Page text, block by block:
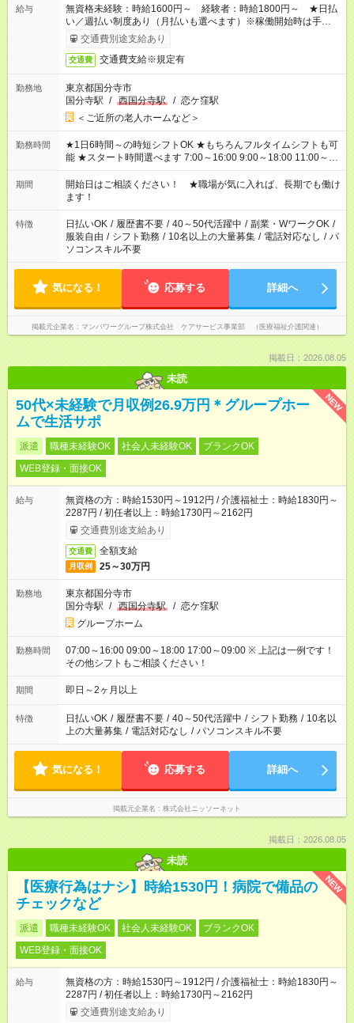
給与
無資格未経験：時給1600円～ 経験者：時給1800円～ ★日払
い／週払い制度あり（月払いも選べます）※稼働開始時は手続き
完了次第のお支払いとなります。
交通費別途支給あり
交通費 交通費支給※規定有
勤務地
東京都国分寺市
国分寺駅 / 西国分寺駅 / 恋ケ窪駅
＜ご近所の老人ホームなど＞
勤務時間
★1日6時間～の時短シフトOK ★もちろんフルタイムシフトも可
能 ★スタート時間選べます 7:00～16:00 9:00～18:00 11:00～
20:00 など 残業なし！ ※Wワークの場合、他のお仕事と合わせ
週40時間超の就業はご案内できません ※法令に基づき、週20時
間以上勤務は社会保険への加入対象となります ※労働者派遣法
（日雇い派遣の原則禁止）により、短時間・短期間の就業はご
案内が難しい場合があります
期間
開始日はご相談ください！ ★職場が気に入れば、長期でも働け
ます！
特徴 日払いOK / 履歴書不要 / 40～50代活躍中 / 副業・WワークOK /
服装自由 / シフト勤務 / 10名以上の大量募集 / 電話対応なし / パ
ソコンスキル不要
気になる！ 応募する 詳細へ
掲載元企業名 マンパワーグループ株式会社 ケアサービス事業部 （医療福祉介護関連）
掲載日：2026.08.05
未読
NEW
50代×未経験で月収例26.9万円＊グループホー
ムで生活サポ
派遣 職種未経験OK 社会人未経験OK
ブランクOK
WEB登録・面接OK
給与
無資格の方：時給1530円～1912円 / 介護福祉士：時給1830円～
2287円 / 初任者以上：時給1730円～2162円
交通費別途支給あり
交通費 全額支給
月収例 25～30万円
勤務地
東京都国分寺市
国分寺駅 / 西国分寺駅 / 恋ケ窪駅
グループホーム
勤務時間
07:00～16:00 09:00～18:00 17:00～09:00 ※ 上記は一例です！
その他シフトもご相談ください！
期間 即日～2ヶ月以上
特徴 日払いOK / 履歴書不要 / 40～50代活躍中 / シフト勤務 / 10名以
上の大量募集 / 電話対応なし / パソコンスキル不要
気になる！ 応募する 詳細へ
掲載元企業名 株式会社ニッソーネット
掲載日：2026.08.05
未読
NEW
【医療行為はナシ】時給1530円！病院で備品の
チェックなど
派遣 職種未経験OK 社会人未経験OK
ブランクOK
WEB登録・面接OK
給与
無資格の方：時給1530円～1912円 / 介護福祉士：時給1830円～
2287円 / 初任者以上：時給1730円～2162円
交通費別途支給あり